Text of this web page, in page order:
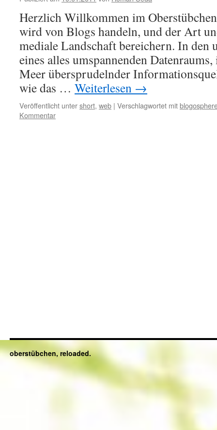
Herzlich Willkommen im
wird von Blogs handeln, und der Art
mediale Landschaft bereichern. In den
eines alles umspannenden
Meer übersprudelnder
wie das … Weiterlesen →
Veröffentlicht untershort, web | Verschlagwortet mit
Kommentar
oberstübchen, reloaded.